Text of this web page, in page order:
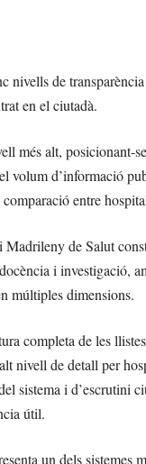
de
en el ciutadà.
alt, posicionant-
volum d’informació
entre
de Salut
i investigació,
múltiples dimensions.
completa de les
nivell de detall per
sistema i
útil.
un dels sistemes